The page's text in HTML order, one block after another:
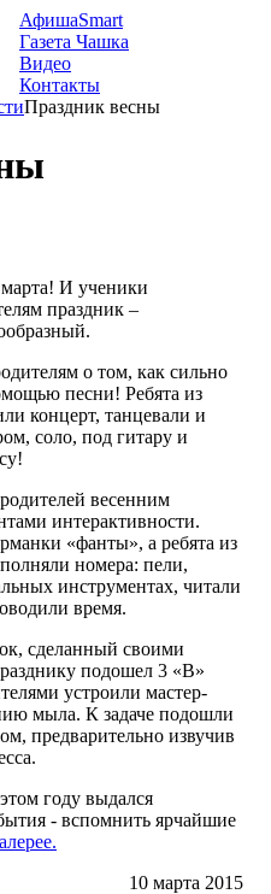
АфишаSmart
Газета Чашка
Видео
Контакты
Праздник весны
И ученики
праздник –
о том, как сильно
песни! Ребята из
концерт, танцевали и
соло, под гитару и
весенним
интерактивности.
«фанты», а ребята из
номера: пели,
инструментах, читали
время.
сделанный своими
подошел 3 «В»
устроили мастер-
мыла. К задаче подошли
предварительно извучив
году выдался
- вспомнить ярчайшие
10 марта 2015